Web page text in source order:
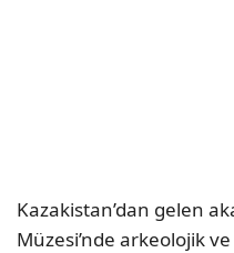
Kazakistan’dan gelen
Müzesi’nde arkeolojik